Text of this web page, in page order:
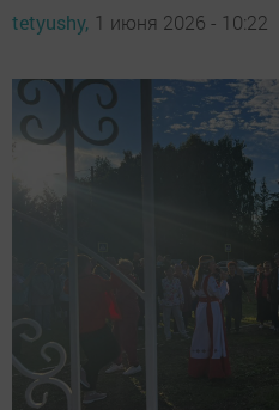
tetyushy, 1 июня 2026 - 10:22